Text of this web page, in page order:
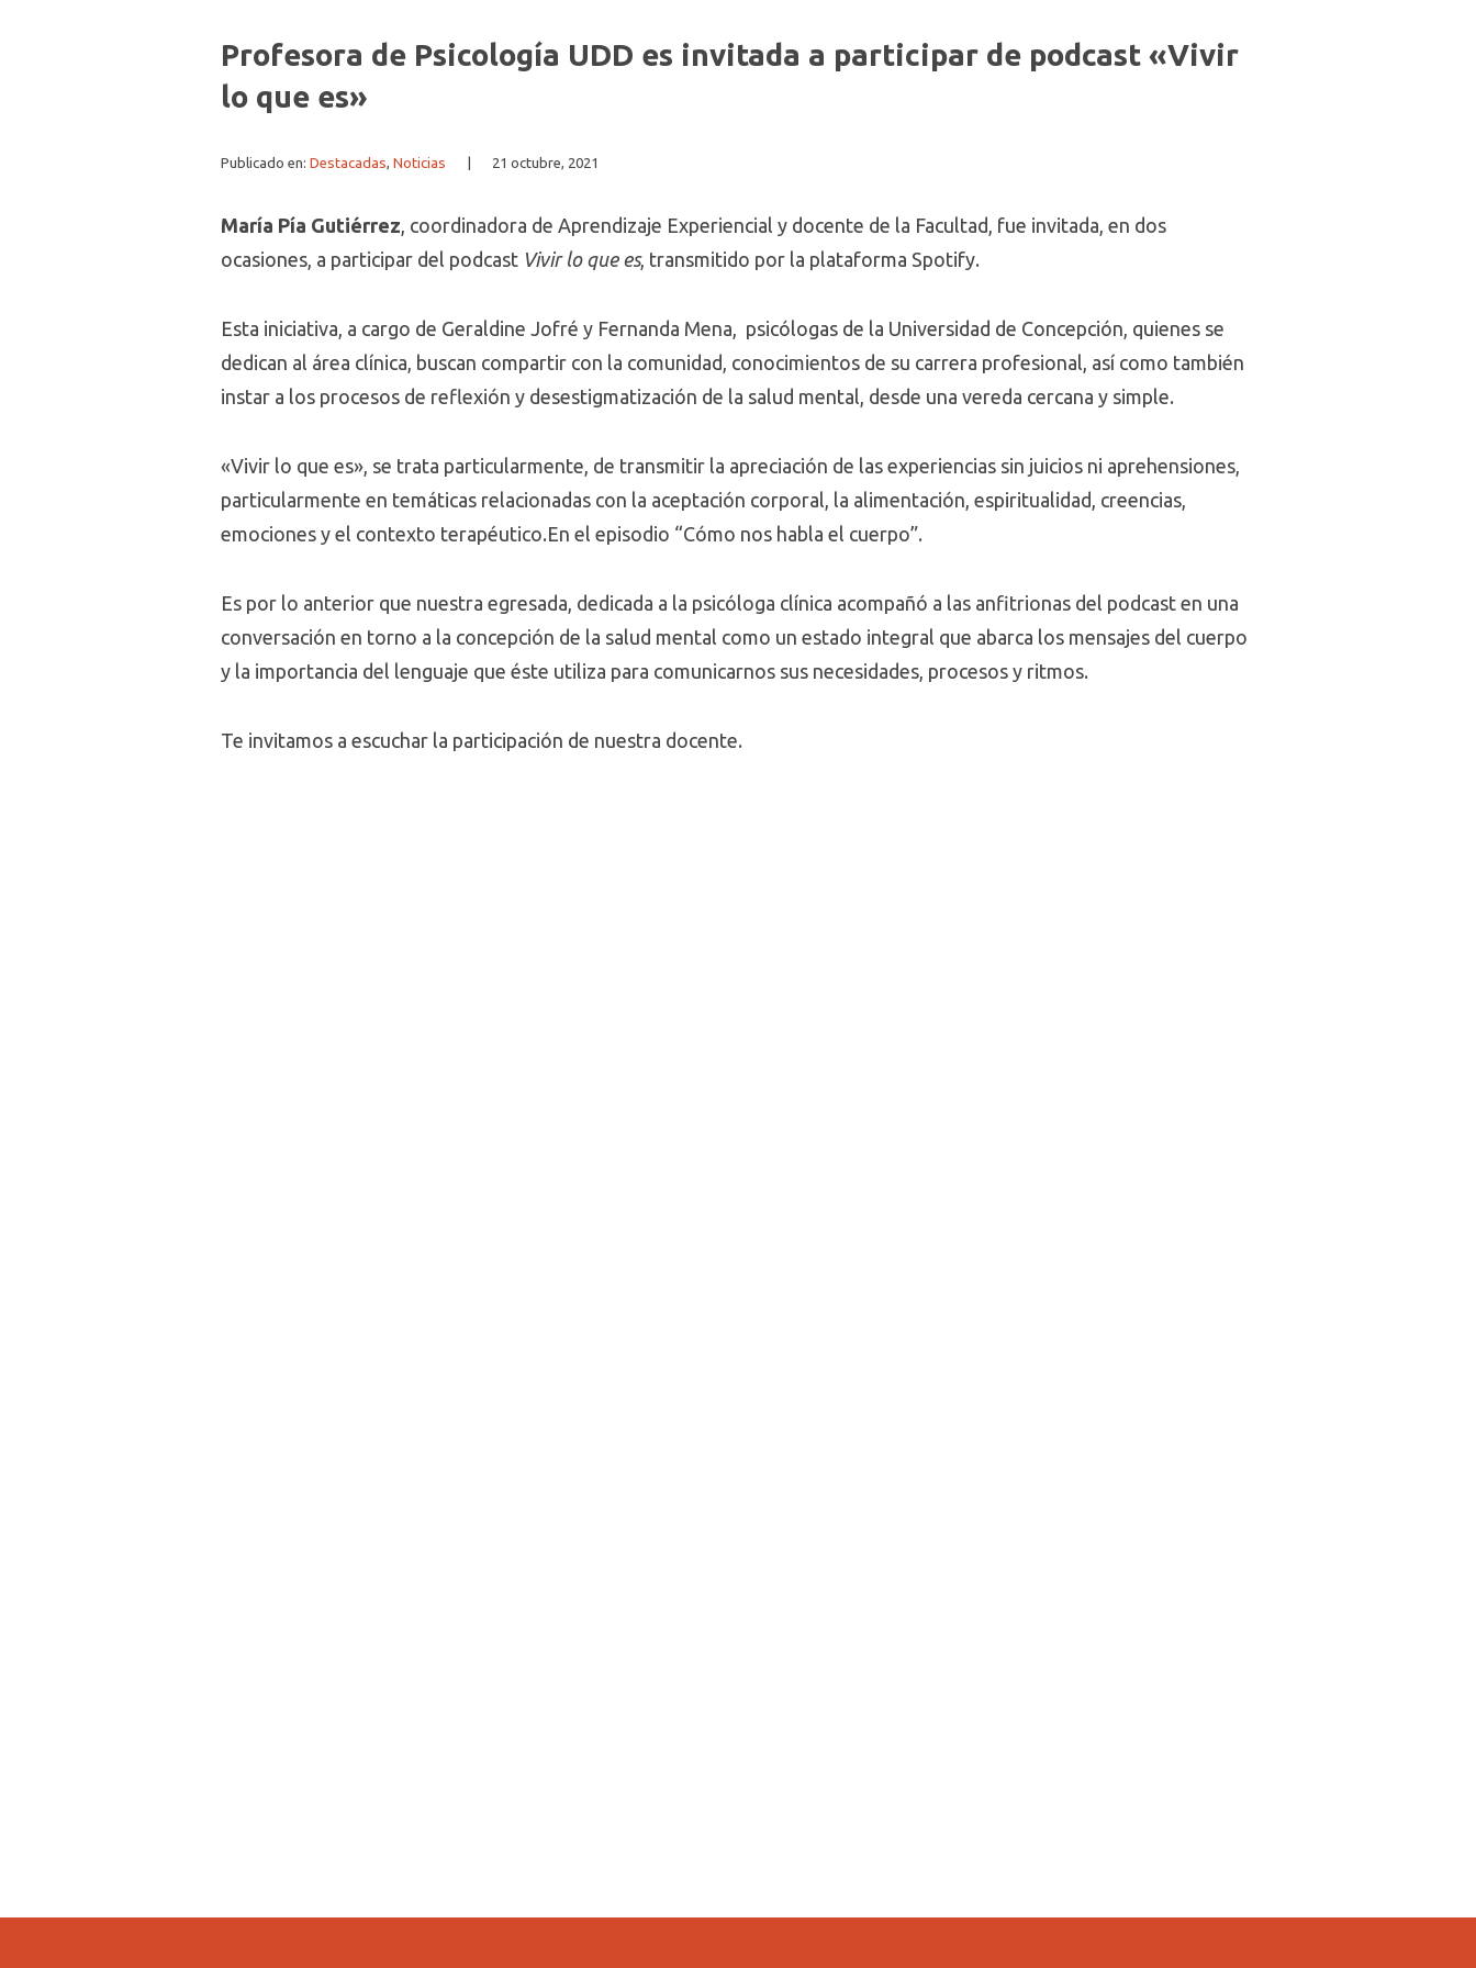
Profesora de Psicología UDD es invitada a participar de podcast «Vivir
lo que es»
Publicado en: Destacadas, Noticias 21 octubre, 2021
María Pía Gutiérrez, coordinadora de Aprendizaje Experiencial y docente de la Facultad, fue invitada, en dos
ocasiones, a participar del podcast Vivir lo que es, transmitido por la plataforma Spotify.
Esta iniciativa, a cargo de Geraldine Jofré y Fernanda Mena, psicólogas de la Universidad de Concepción, quienes se
dedican al área clínica, buscan compartir con la comunidad, conocimientos de su carrera profesional, así como también
instar a los procesos de reflexión y desestigmatización de la salud mental, desde una vereda cercana y simple.
«Vivir lo que es», se trata particularmente, de transmitir la apreciación de las experiencias sin juicios ni aprehensiones,
particularmente en temáticas relacionadas con la aceptación corporal, la alimentación, espiritualidad, creencias,
emociones y el contexto terapéutico.En el episodio “Cómo nos habla el cuerpo”.
Es por lo anterior que nuestra egresada, dedicada a la psicóloga clínica acompañó a las anfitrionas del podcast en una
conversación en torno a la concepción de la salud mental como un estado integral que abarca los mensajes del cuerpo
y la importancia del lenguaje que éste utiliza para comunicarnos sus necesidades, procesos y ritmos.
Te invitamos a escuchar la participación de nuestra docente.